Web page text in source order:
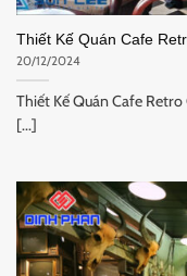
Thiết Kế Quán Cafe
20/12/2024
Thiết Kế Quán Cafe
[...]